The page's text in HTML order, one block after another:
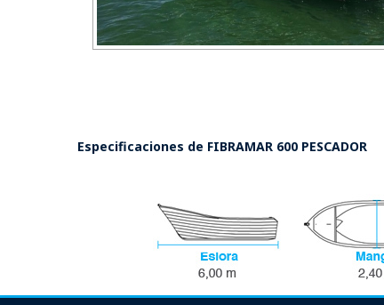
Especificaciones de FIBRAMAR 600 PESCADOR